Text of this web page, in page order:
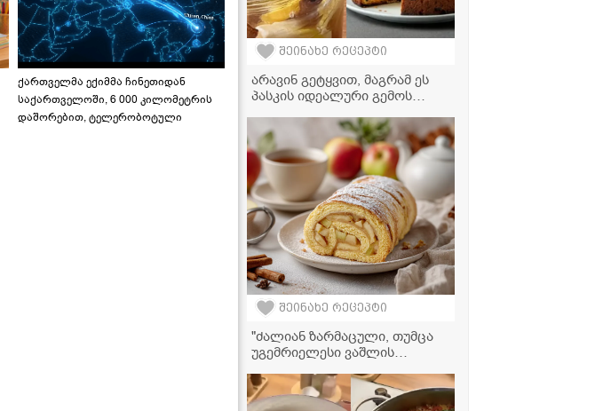
ქართველმა ექიმმა ჩინეთიდან
საქართველოში, 6 000 კილომეტრის
დაშორებით, ტელერობოტული
შეინახე რეცეპტი
არავინ გეტყვით, მაგრამ ეს
პასკის იდეალური გემოს
არომატული ესენციის
მარტივი რეცეპტი
შეინახე რეცეპტი
"ძალიან ზარმაცული, თუმცა
უგემრიელესი ვაშლის
გამოდის, პირში დნება" -
ვაშლის რულეტი